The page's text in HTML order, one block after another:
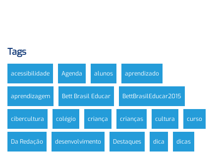
Tags
acessibilidade Agenda alunos aprendizado
aprendizagem Bett Brasil Educar BettBrasilEducar2015
cibercultura colégio criança crianças cultura curso
Da Redação desenvolvimento Destaques dica dicas